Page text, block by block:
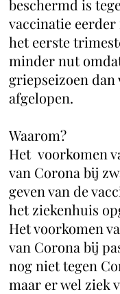
beschermd is
vaccinatie
het eerste
minder nut
griepseizoen
afgelopen.
Waarom?
Het voorkomen
van Corona bij
geven van de
het ziekenhuis
Het voorkomen
van Corona bij
nog niet tegen
maar er wel ziek